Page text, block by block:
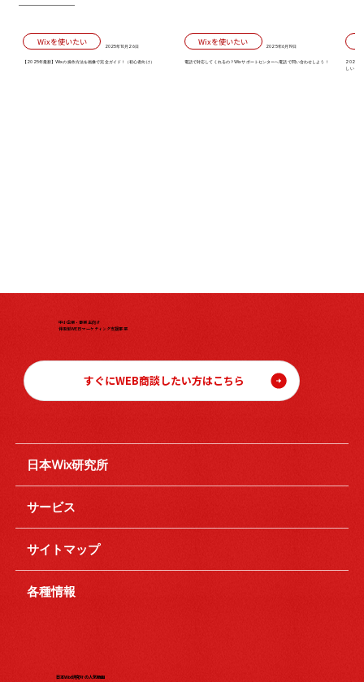
Wixを使いたい 2025年10月26日
【2025年最新】Wixの操作方法を画像で完全ガイド！（初心者向け）
Wixを使いたい 2025年6月19日
電話で対応してくれるの？Wixサポートセンターへ電話で問い合わせしよう！
2026年
しい「初
中小企業・事業主向け
伴走型WEBマーケティング支援事業
すぐにWEB商談したい方はこちら
日本Wix研究所の人気動画
日本Wix研究所
サービス
サイトマップ
各種情報